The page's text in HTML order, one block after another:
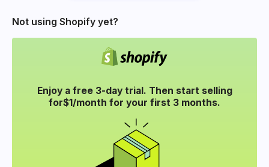
Not using Shopify yet?
Enjoy a free 3-day trial. Then start selling
for$1/month for your first 3 months.